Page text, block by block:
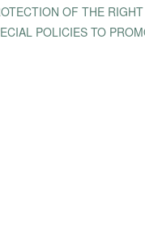
OF THE
POLICIES TO